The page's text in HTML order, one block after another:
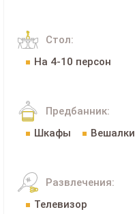
Стол:
На 4-10 персон
Предбанник:
Шкафы
Вешалки
Развлечения:
Телевизор